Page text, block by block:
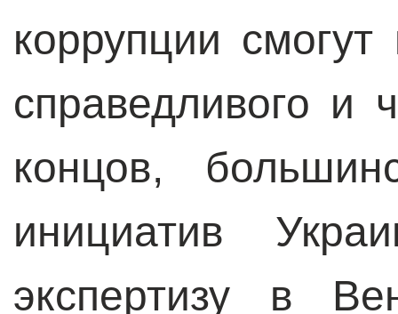
коррупции
справедливого и
концов,
инициатив
экспертизу в